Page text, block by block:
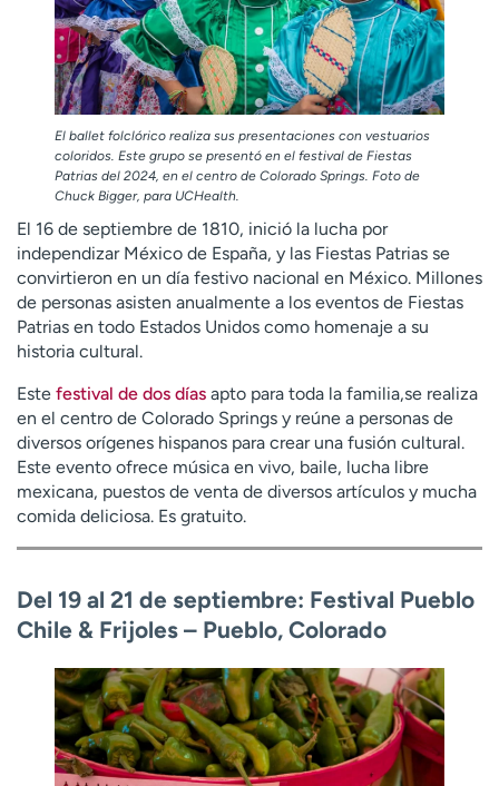
El ballet folclórico realiza sus presentaciones con vestuarios
coloridos. Este grupo se presentó en el festival de Fiestas
Patrias del 2024, en el centro de Colorado Springs. Foto de
Chuck Bigger, para UCHealth.
El 16 de septiembre de 1810, inició la lucha por
independizar México de España, y las Fiestas Patrias se
convirtieron en un día festivo nacional en México. Millones
de personas asisten anualmente a los eventos de Fiestas
Patrias en todo Estados Unidos como homenaje a su
historia cultural.
Este festival de dos días apto para toda la familia,se realiza
en el centro de Colorado Springs y reúne a personas de
diversos orígenes hispanos para crear una fusión cultural.
Este evento ofrece música en vivo, baile, lucha libre
mexicana, puestos de venta de diversos artículos y mucha
comida deliciosa. Es gratuito.
Del 19 al 21 de septiembre: Festival Pueblo
Chile & Frijoles – Pueblo, Colorado